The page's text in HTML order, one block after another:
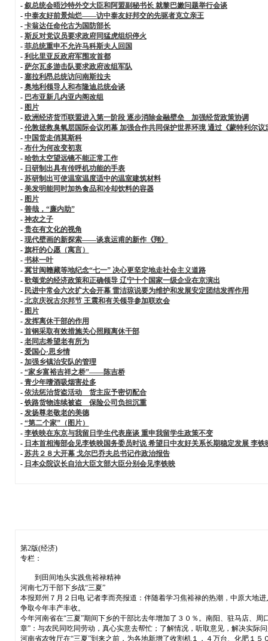
- 叙总统会晤沙特外交大臣和阿盟副秘书长 就黎巴嫩问题举行会谈
- 中泰友好前景灿烂——访中泰友好邦交的先驱者克立亲王
- 卡翁达任命伦古为国防部长
- 斯反对党议员要求政府同猛虎组织停火
- 菲总统重申不允许马科斯夫人回国
- 利比里亚反政府军围攻首都
- 萨尔瓦多游击队要求政府改组军队
- 塞拉利昂总统访问南斯拉夫
- 奥地利领导人和布隆迪总统会谈
- 巴布亚新几内亚内阁改组
- 图片
- 欧洲经济货币联盟进入第一阶段 逐步消除金融壁垒 加强经货政策协调
- 伦敦拯救臭氧层国际会议闭幕 加强合作共同保护世界环境 通过《蒙特利尔议
- 中国货走俏莫斯科
- 布什为何改变初衷
- 哈勃太空望远镜不能正常工作
- 日研制出具有传呼机功能的手表
- 苏研制出可使温室温度适中的温室建筑材料
- 美发明能同时加热食品和冷却饮料的容器
- 图片
- 善哉，“廉内助”
- 神农之子
- 贵在有文化的视角
- 现代壁画的新探索——谈袁运甫的新作《翔》
- 旗杆的心愿（寓言）
- 书林一叶
- 冀甘闽赣藏等地纪念“七一” 决心更坚定地走社会主义道路
- 歌颂党的经济政策和正确领导 辽宁十个国家一级企业在京演出
- 民进中常会六次扩大会开幕 雷洁琼说要为维护和发展安定团结发挥作用
- 北京庆祝古尔邦节 王震和有关领导参加联欢会
- 图片
- 发挥离休干部的作用
- 首钢采取有效措施关心照顾离休干部
- 老同志希望老有所为
- 爱国心·思乡情
- 加强乡镇治安队的管理
- “家乡富裕吉祥之桥”——陈吉桥
- 青少年嗜酒吸烟害处多
- 依法惩治货盗活动 货主应予密切配合
- 铁路货物连续被盗 保险公司负担沉重
- 发扬尊老敬老的美德
- “第二个家”（图片）
- 李铁映在东京与我留日学生代表座谈 重申我留学生政策不变
- 日本首相海部会见李铁映国务委员时说 希望日中友好关系长期稳定发展 李
- 苏共２８大开幕 戈尔巴乔夫总书记作政治报告
- 日本众院议长自治大臣文部大臣分别会见李铁映
第2版(经济)
专栏：
到田间地头实践焦裕禄精神
河南七万干部下乡战“三夏”
本报郑州７月２日电 记者李而亮报道：伴随着学习焦裕禄的热潮，中原大地
争取今年丰产丰收。
今年河南省在“三夏”期间下乡的干部比去年增加了３０％。南阳、驻马店、
章”：与农民同吃同劳动，真心实意去帮忙；了解情况，听取意见，解决实际
河南省农牧厅在“三夏”到来之前，为各地新增了收割机１．４万台、化肥１